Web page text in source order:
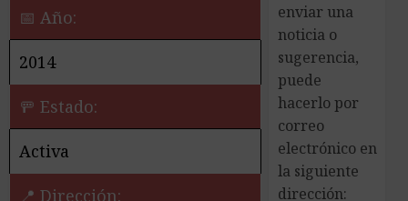
📅 Año:
2014
🚥 Estado:
Activa
📍 Dirección:
enviar una
noticia o
sugerencia,
puede
hacerlo por
correo
electrónico en
la siguiente
dirección: